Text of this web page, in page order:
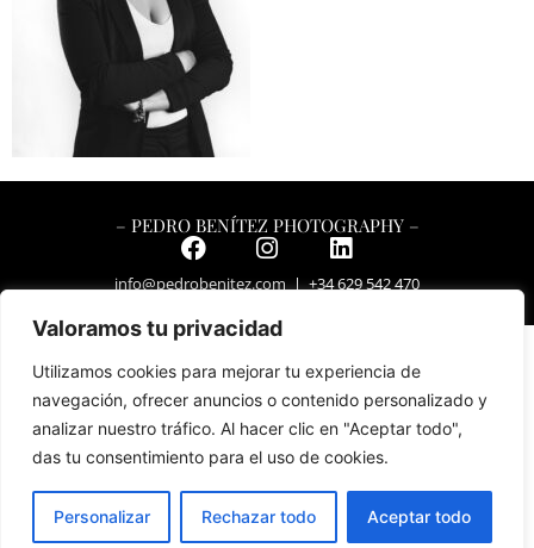
Valoramos tu privacidad
Utilizamos cookies para mejorar tu experiencia de
navegación, ofrecer anuncios o contenido personalizado y
analizar nuestro tráfico. Al hacer clic en "Aceptar todo",
das tu consentimiento para el uso de cookies.
Personalizar Rechazar todo Aceptar todo
– PEDRO BENÍTEZ PHOTOGRAPHY –
info@pedrobenitez.com| +34 629 542 470